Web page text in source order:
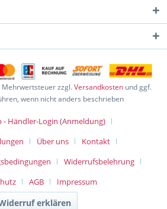
zzgl.Versandkosten und ggf.
wenn nicht anders beschrieben
- Händler-Login (Anmeldung)
Über uns
Kontakt
Widerrufsbelehrung
AGB Impressum
erklären